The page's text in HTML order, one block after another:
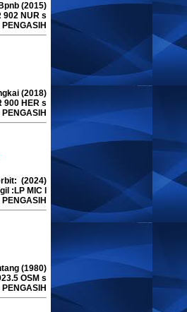
(2015)
902 NUR s
(2018)
900 HER s
(2024)
:LP MIC l
(1980)
OSM s